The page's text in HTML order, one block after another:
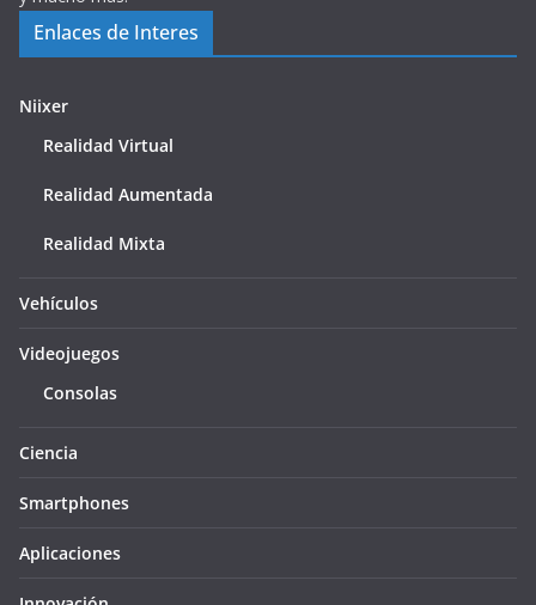
Enlaces de Interes
Niixer
Realidad Virtual
Realidad Aumentada
Realidad Mixta
Vehículos
Videojuegos
Consolas
Ciencia
Smartphones
Aplicaciones